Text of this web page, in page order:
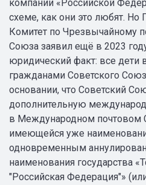
компании «Российской
схеме, как они это любят. Но
Комитет по Чрезвычайному
Союза заявил ещё в 2023
юридический факт: все дети
гражданами Советского
основании, что Советский
дополнительную
в Международном почтовом
имеющейся уже
одновременным
наименования государства
"Российская Федерация"»